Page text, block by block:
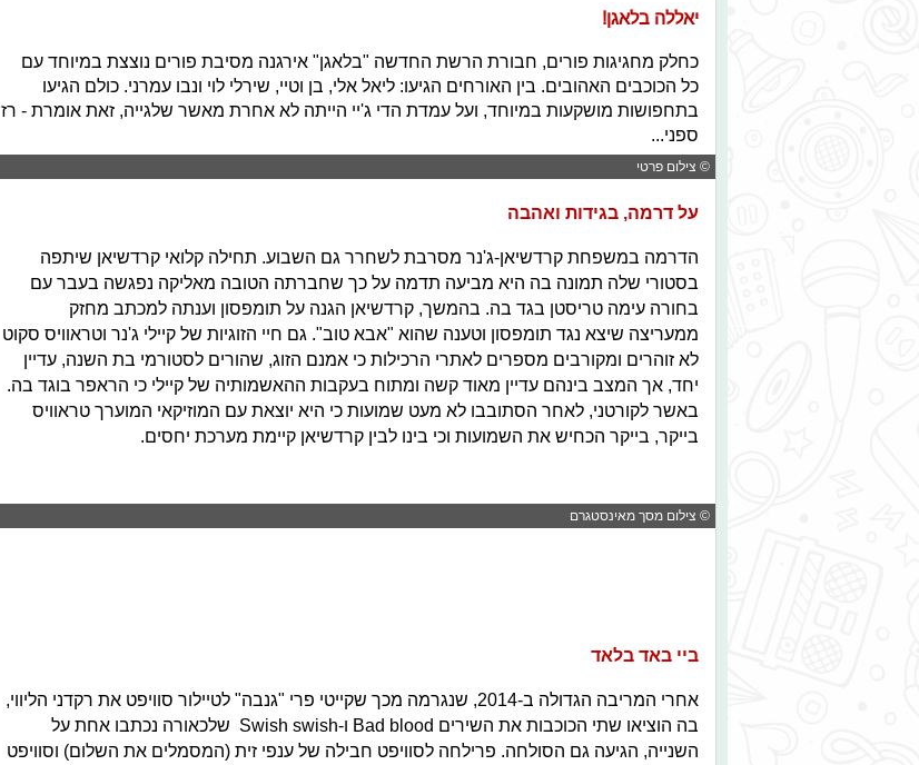
יאללה בלאגן!
כחלק מחגיגות פורים, חבורת הרשת החדשה "בלאגן" אירגנה מסיבת פורים נוצצת במיוחד עם
כל הכוכבים האהובים. בין האורחים הגיעו: ליאל אלי, בן וטיי, שירלי לוי ונבו עמרני. כולם הגיעו
בתחפושות מושקעות במיוחד, ועל עמדת הדי ג'יי הייתה לא אחרת מאשר שלגייה, זאת אומרת - רז
ספני...
© צילום פרטי
על דרמה, בגידות ואהבה
הדרמה במשפחת קרדשיאן-ג'נר מסרבת לשחרר גם השבוע. תחילה קלואי קרדשיאן שיתפה
בסטורי שלה תמונה בה היא מביעה תדמה על כך שחברתה הטובה מאליקה נפגשה בעבר עם
בחורה עימה טריסטן בגד בה. בהמשך, קרדשיאן הגנה על תומפסון וענתה למכתב מחזק
ממעריצה שיצא נגד תומפסון וטענה שהוא "אבא טוב". גם חיי הזוגיות של קיילי ג'נר וטראוויס סקוט
לא זוהרים ומקורבים מספרים לאתרי הרכילות כי אמנם הזוג, שהורים לסטורמי בת השנה, עדיין
יחד, אך המצב בינהם עדיין מאוד קשה ומתוח בעקבות ההאשמותיה של קיילי כי הראפר בוגד בה.
באשר לקורטני, לאחר הסתובבו לא מעט שמועות כי היא יוצאת עם המוזיקאי המוערך טראוויס
בייקר, בייקר הכחיש את השמועות וכי בינו לבין קרדשיאן קיימת מערכת יחסים.
© צילום מסך מאינסטגרם
ביי באד בלאד
אחרי המריבה הגדולה ב-2014, שנגרמה מכך שקייטי פרי "גנבה" לטיילור סוויפט את רקדני הליווי,
בה הוציאו שתי הכוכבות את השירים Bad blood ו-Swish swish שלכאורה נכתבו אחת על
השנייה, הגיעה גם הסולחה. פרילחה לסוויפט חבילה של ענפי זית (המסמלים את השלום) וסוויפט